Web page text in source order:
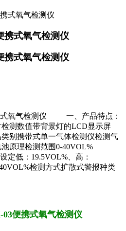
携式氧气检测仪
携式氧气检测仪
式氧气检测仪 一、产品特点：
测数值带背景灯的LCD显示屏
别携带式单一气体检测仪检测气
原理检测范围0-40VOL%
定低：19.5VOL%、高：
检测方式扩散式警报种类
03便携式氧气检测仪